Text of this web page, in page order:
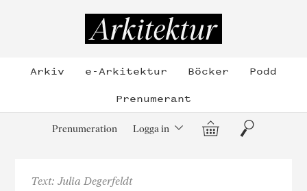
Arkiv e-Arkitektur Böcker
Podd
Prenumerant
Prenumeration Logga in Varukorg
Sök
Text: Julia Degerfeldt